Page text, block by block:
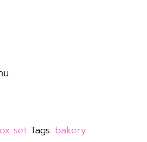
น
set Tags: bakery